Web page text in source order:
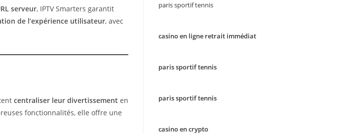
serveur, IPTV Smarters garantit
de l’expérience utilisateur, avec
centraliser leur divertissement en
fonctionnalités, elle offre une
paris sportif tennis
casino en ligne retrait immédiat
paris sportif tennis
paris sportif tennis
casino en crypto